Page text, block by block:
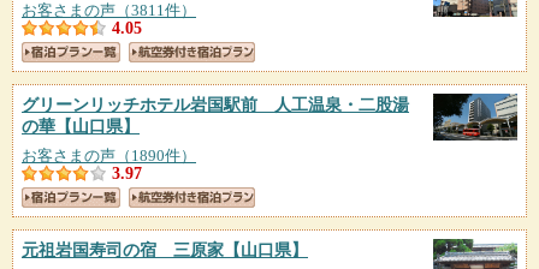
お客さまの声（3811件）
4.05
グリーンリッチホテル岩国駅前 人工温泉・二股湯
の華 【山口県】
お客さまの声（1890件）
3.97
元祖岩国寿司の宿 三原家 【山口県】